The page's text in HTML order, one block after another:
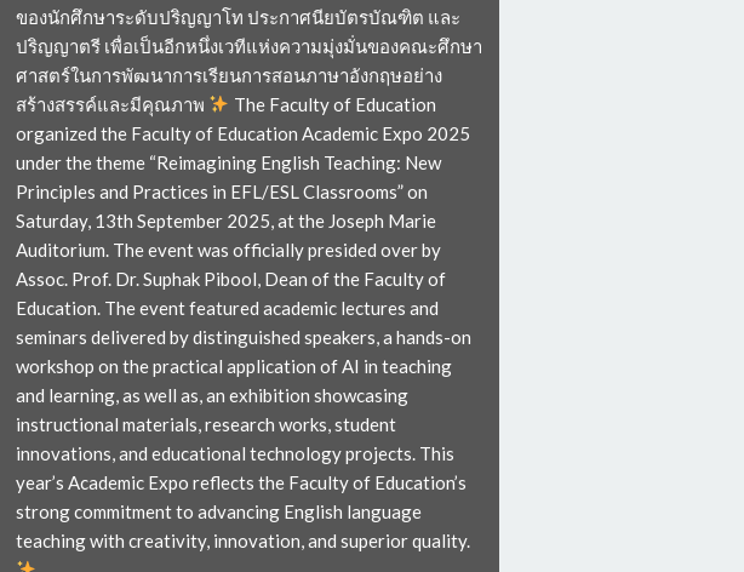
ของนักศึกษาระดับปริญญาโท ประกาศนียบัตรบัณฑิต และ
ปริญญาตรี เพื่อเป็นอีกหนึ่งเวทีแห่งความมุ่งมั่นของคณะศึกษา
ศาสตร์ในการพัฒนาการเรียนการสอนภาษาอังกฤษอย่าง
สร้างสรรค์และมีคุณภาพ
The Faculty of Education
organized the Faculty of Education Academic Expo 2025
under the theme “Reimagining English Teaching: New
Principles and Practices in EFL/ESL Classrooms” on
Saturday, 13th September 2025, at the Joseph Marie
Auditorium. The event was officially presided over by
Assoc. Prof. Dr. Suphak Pibool, Dean of the Faculty of
Education. The event featured academic lectures and
seminars delivered by distinguished speakers, a hands-on
workshop on the practical application of AI in teaching
and learning, as well as, an exhibition showcasing
instructional materials, research works, student
innovations, and educational technology projects. This
year’s Academic Expo reflects the Faculty of Education’s
strong commitment to advancing English language
teaching with creativity, innovation, and superior quality.